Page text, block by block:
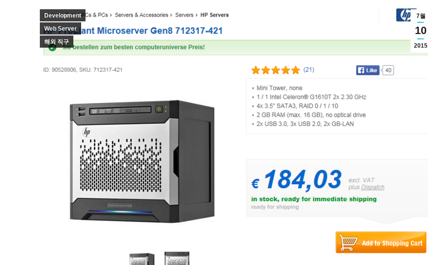
7월
10
2015
Development
Web Server
해외 직구